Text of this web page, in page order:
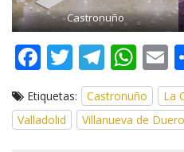
Castronuño
F
e
b
T
w
itt
er
T
el
e
gr
W
h
at
s
E
l
Etiquetas: Castronuño La
Valladolid
Villanueva de Duero